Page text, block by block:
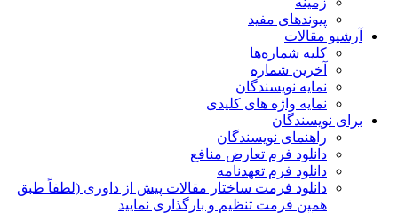
پیوندهای مفید
آرشیو مقالات
کلیه شماره‌ها
آخرین شماره
نمایه نویسندگان
نمایه واژه های کلیدی
برای نویسندگان
راهنمای نویسندگان
دانلود فرم تعارض منافع
دانلود فرم تعهدنامه
دانلود فرمت ساختار مقالات پیش از داوری (لطفاً طبق
همین فرمت تنظیم و بارگذاری نمایید